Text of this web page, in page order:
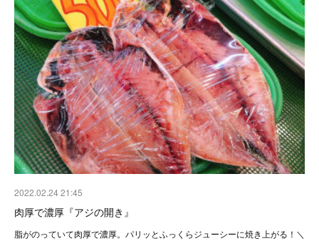
2022.02.24 21:45
肉厚で濃厚『アジの開き』
脂がのっていて肉厚で濃厚。パリッとふっくらジューシーに焼き上がる！＼